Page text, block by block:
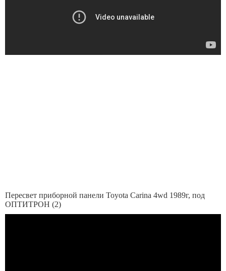
Пересвет приборной панели Toyota Carina 4wd 1989г, под
ОПТИТРОН (2)